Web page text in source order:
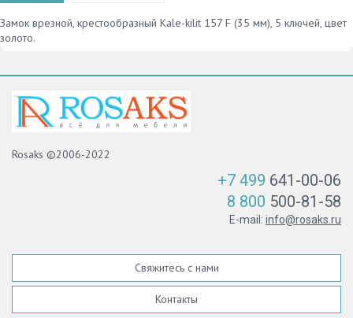
Замок врезной, крестообразный Kale-kilit 157 F (35 мм), 5 ключей, цвет
золото.
Rosaks ©2006-2022
+7 499 641-00-06
8 800 500-81-58
E-mail: info@rosaks.ru
Свяжитесь с нами
Контакты